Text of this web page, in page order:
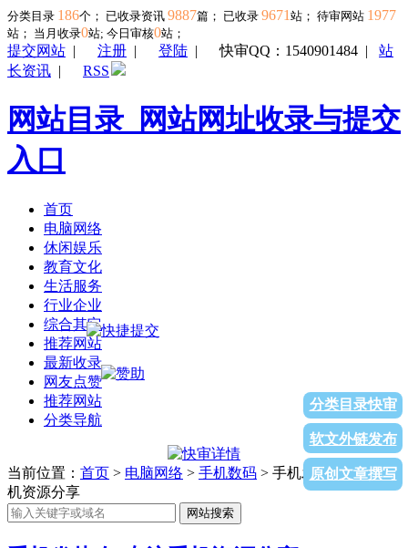
分类目录 186个； 已收录资讯 9887篇； 已收录 9671 站； 待审网站 1977
站； 当月收录0站; 今日审核0站；
提交网站 | 注册 | 登陆 |快审QQ：1540901484 | 站
长资讯 | RSS
网站目录_网站网址收录与提交
入口
首页
电脑网络
休闲娱乐
教育文化
生活服务
行业企业
综合其它
推荐网站
最新收录
网友点赞
推荐网站
分类导航
分类目录快审
软文外链发布
原创文章撰写
当前位置： 首页 > 电脑网络 > 手机数码 > 手机发烧友-专注手
机资源分享
网站搜索